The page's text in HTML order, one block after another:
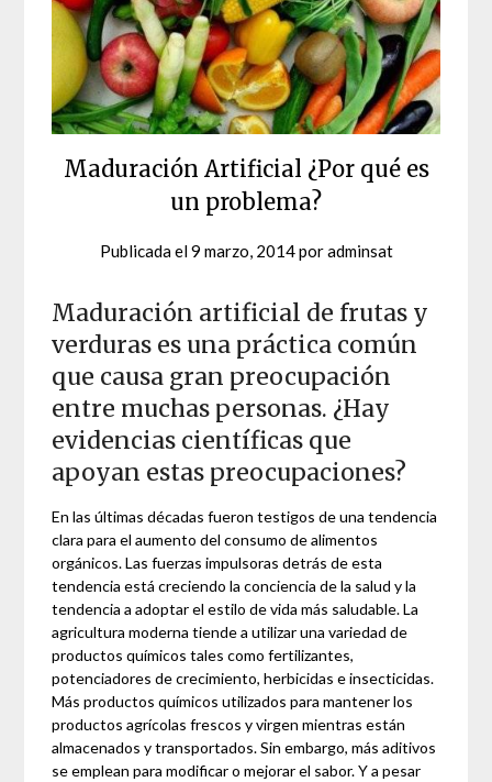
Maduración Artificial ¿Por qué es
un problema?
Publicada el9 marzo, 2014poradminsat
Maduración artificial de frutas y
verduras es una práctica común
que causa gran preocupación
entre muchas personas. ¿Hay
evidencias científicas que
apoyan estas preocupaciones?
En las últimas décadas fueron testigos de una tendencia
clara para el aumento del consumo de alimentos
orgánicos. Las fuerzas impulsoras detrás de esta
tendencia está creciendo la conciencia de la salud y la
tendencia a adoptar el estilo de vida más saludable. La
agricultura moderna tiende a utilizar una variedad de
productos químicos tales como fertilizantes,
potenciadores de crecimiento, herbicidas e insecticidas.
Más productos químicos utilizados para mantener los
productos agrícolas frescos y virgen mientras están
almacenados y transportados. Sin embargo, más aditivos
se emplean para modificar o mejorar el sabor. Y a pesar